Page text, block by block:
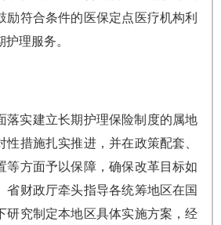
励符合条件的医保定点医疗机构利
理服务。
落实建立长期护理保险制度的属地
性措施扎实推进，并在政策配套、
等方面予以保障，确保改革目标如
省财政厅牵头指导各统筹地区在国
研究制定本地区具体实施方案，经